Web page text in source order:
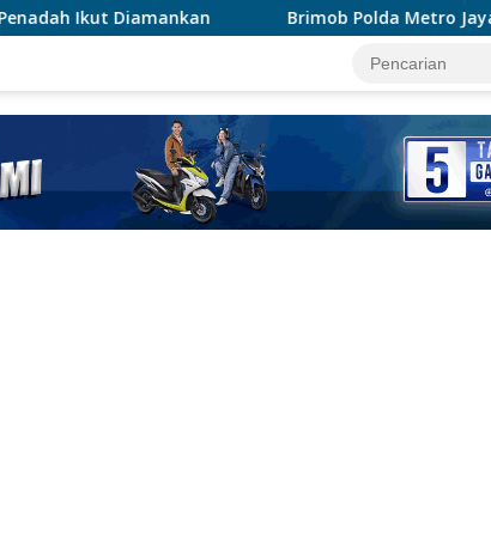
Brimob Polda Metro Jaya Bubarkan Balap Liar,